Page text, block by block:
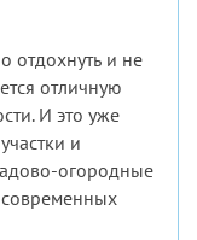
отдохнуть и не
отличную
И это уже
и
огородные
современных